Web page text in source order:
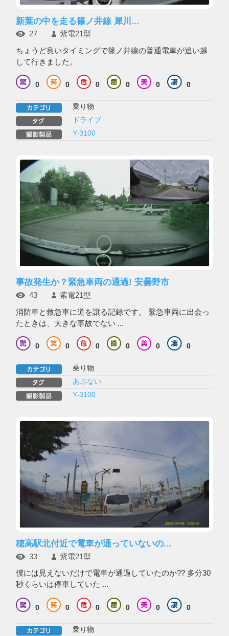
新葉の中を走る篠ノ井線 犀川...
27 紫電21型
ちょうど良いタイミングで篠ノ井線の普通電車が追い越
して行きました。
0 0 0 0 0 0
乗り物
ドライブ
Y-3100
事故発生か？緊急車両の通過! 安曇野市
43 紫電21型
消防車と救急車に道を譲る記録です。 緊急車両に出会っ
たときは、大きな事故でない ...
0 0 0 0 0 0
乗り物
あぶない
Y-3100
穂高駅北付近で電車が通っていないの...
33 紫電21型
僕には見えないだけで電車が通過していたのか?? 多分30
秒くらいは停車していた ...
0 0 0 0 0 0
乗り物